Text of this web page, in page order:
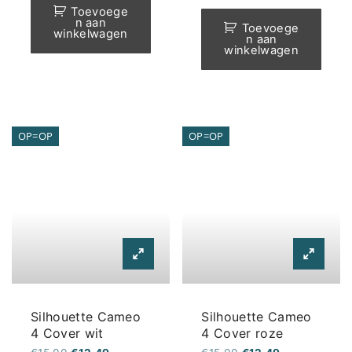
Toevoege
n aan
winkelwagen Toevoege
n aan
winkelwagen
OP=OP
Silhouette Cameo
4 Cover wit
OP=OP
Silhouette Cameo
4 Cover roze